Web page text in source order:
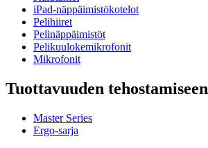
iPad-näppäimistökotelot
Pelihiiret
Pelinäppäimistöt
Pelikuulokemikrofonit
Mikrofonit
Tuottavuuden tehostamiseen
Master Series
Ergo-sarja